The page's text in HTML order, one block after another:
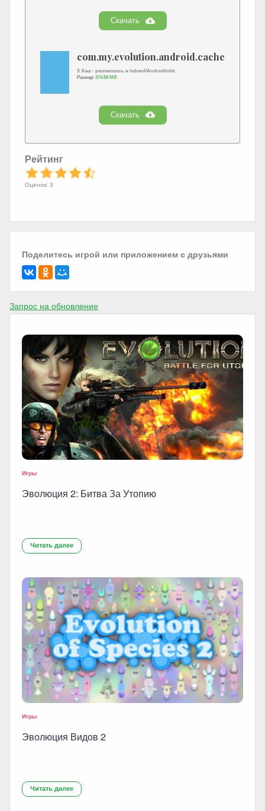
Скачать
com.my.evolution.android.cache.zip
3. Кэш - распаковать в /sdcard/Android/obb
Размер: 374.88 MB
Скачать
Рейтинг
Оценок: 3
Поделитесь игрой или приложением с друзьями
Запрос на обновление
Игры
Эволюция 2: Битва За Утопию
Читать далее
Игры
Эволюция Видов 2
Читать далее